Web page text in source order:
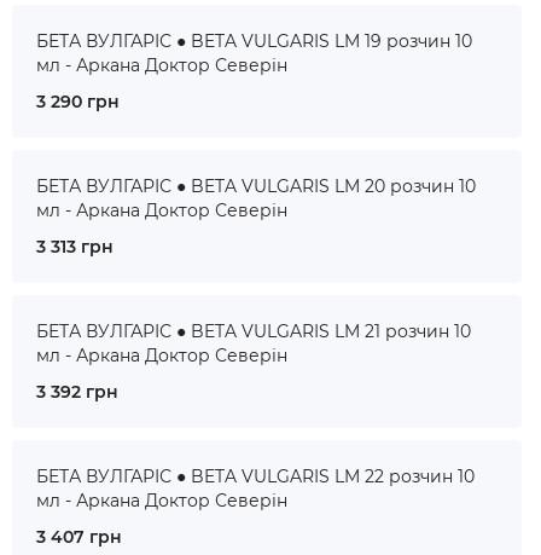
БЕТА ВУЛГАРІС ● BETA VULGARIS LM 19 розчин 10
мл - Аркана Доктор Северін
3 290 грн
БЕТА ВУЛГАРІС ● BETA VULGARIS LM 20 розчин 10
мл - Аркана Доктор Северін
3 313 грн
БЕТА ВУЛГАРІС ● BETA VULGARIS LM 21 розчин 10
мл - Аркана Доктор Северін
3 392 грн
БЕТА ВУЛГАРІС ● BETA VULGARIS LM 22 розчин 10
мл - Аркана Доктор Северін
3 407 грн